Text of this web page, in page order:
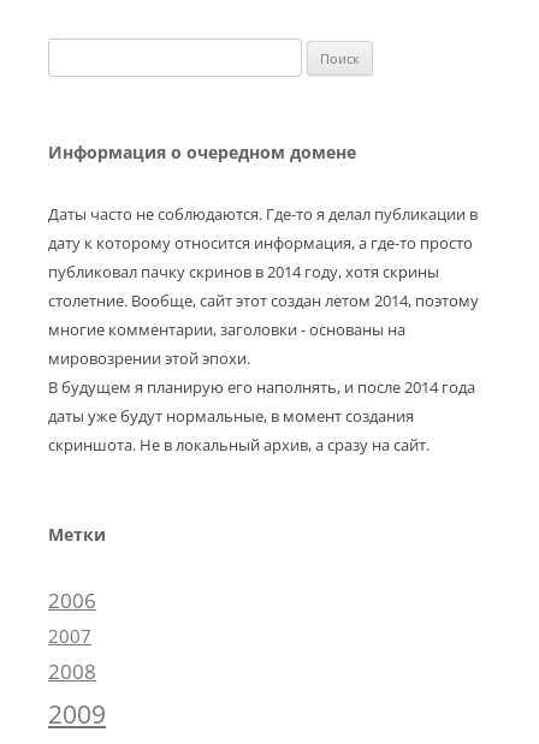
Информация о очередном домене
Даты часто не соблюдаются. Где-то я делал публикации в
дату к которому относится информация, а где-то просто
публиковал пачку скринов в 2014 году, хотя скрины
столетние. Вообще, сайт этот создан летом 2014, поэтому
многие комментарии, заголовки - основаны на
мировозрении этой эпохи.
В будущем я планирую его наполнять, и после 2014 года
даты уже будут нормальные, в момент создания
скриншота. Не в локальный архив, а сразу на сайт.
Метки
2006
2007
2008
2009